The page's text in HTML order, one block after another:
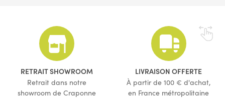
RETRAIT SHOWROOM
Retrait dans notre
showroom de Craponne
LIVRAISON OFFERTE
À partir de 100 € d'achat,
en France métropolitaine